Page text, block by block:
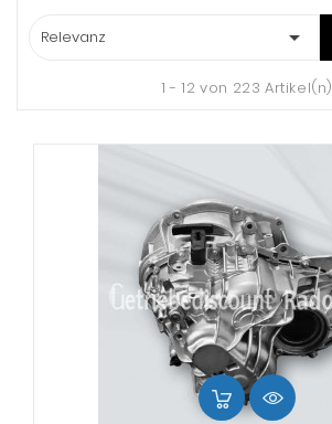
Relevanz 
1 - 12 von 223 Artikel(n)